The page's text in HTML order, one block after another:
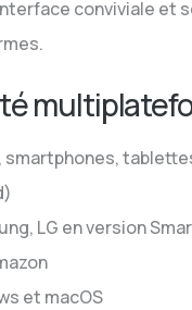
conviviale et
smartphones,
LG en version
et macOS